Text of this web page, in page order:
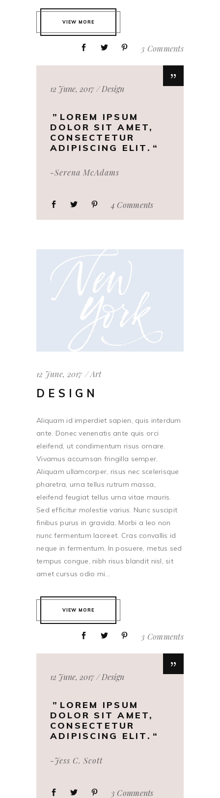
VIEW MORE
3 Comments
12 June, 2017 Design
LOREM IPSUM
DOLOR SIT AMET,
CONSECTETUR
ADIPISCING ELIT.
-Serena McAdams
4 Comments
12 June, 2017 Art
DESIGN
Aliquam id imperdiet sapien, quis interdum
ante. Donec venenatis ante quis orci
eleifend, ut condimentum risus ornare.
Vivamus accumsan fringilla semper.
Aliquam ullamcorper, risus nec scelerisque
pharetra, urna tellus rutrum massa,
eleifend feugiat tellus urna vitae mauris.
Sed efficitur molestie varius. Nunc suscipit
finibus purus in gravida. Morbi a leo non
nunc fermentum laoreet. Cras convallis id
neque in fermentum. In posuere, metus sed
tempus congue, nibh risus blandit nisl, sit
amet cursus odio mi...
VIEW MORE
3 Comments
12 June, 2017 Design
LOREM IPSUM
DOLOR SIT AMET,
CONSECTETUR
ADIPISCING ELIT.
-Jess C. Scott
3 Comments